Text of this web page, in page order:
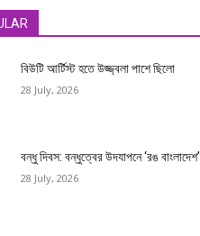
বিউটি আর্টিস্ট হতে উজ্জ্বলা পাশে ছিলো
28 July, 2026
বন্ধু দিবস: বন্ধুত্বের উদযাপনে ‘রঙ বাংলাদেশ’
28 July, 2026